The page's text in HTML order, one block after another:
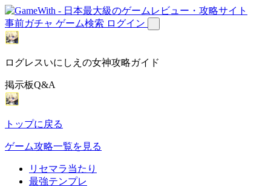
事前ガチャ ゲーム検索 ログイン
ログレスいにしえの女神攻略ガイド
掲示板Q&A
トップに戻る
ゲーム攻略一覧を見る
リセマラ当たり
最強テンプレ